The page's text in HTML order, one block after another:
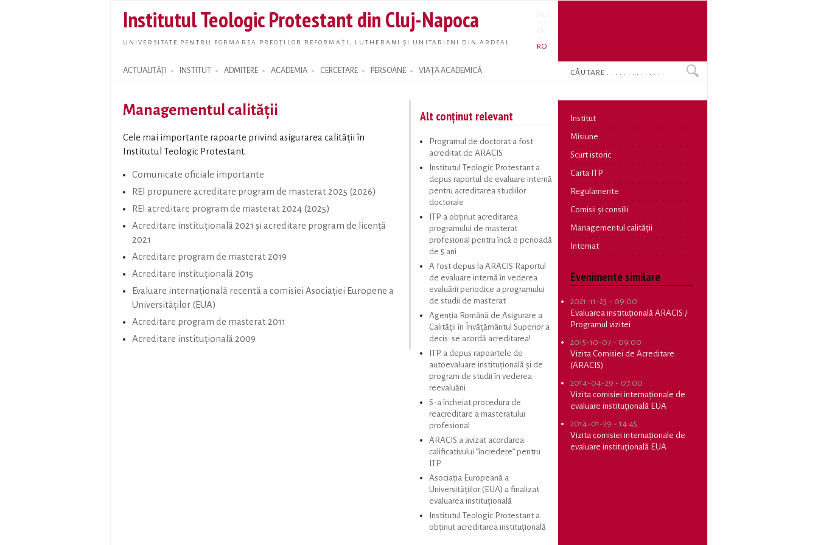
main
content
Institutul Teologic Protestant din Cluj-Napoca
UNIVERSITATE PENTRU FORMAREA PREOȚILOR REFORMAȚI, LUTHERANI ȘI UNITARIENI DIN ARDEAL
RO
ACTUALITĂȚI INSTITUT ADMITERE ACADEMIA CERCETARE PERSOANE VIAȚA ACADEMICĂ
Search form
Search
Managementul calității
Cele mai importante rapoarte privind asigurarea calității în
Institutul Teologic Protestant.
Comunicate oficiale importante
REI propunere acreditare program de masterat 2025 (2026)
REI acreditare program de masterat 2024 (2025)
Acreditare instituțională 2021 și acreditare program de licență
2021
Acreditare program de masterat 2019
Acreditare instituțională 2015
Evaluare internațională recentă a comisiei Asociației Europene a
Universităților (EUA)
Acreditare program de masterat 2011
Acreditare instituțională 2009
Alt conținut relevant
Programul de doctorat a fost
acreditat de ARACIS
Institutul Teologic Protestant a
depus raportul de evaluare internă
pentru acreditarea studiilor
doctorale
ITP a obținut acreditarea
programului de masterat
profesional pentru încă o perioadă
de 5 ani
A fost depus la ARACIS Raportul
de evaluare internă în vederea
evaluării periodice a programului
de studii de masterat
Agenția Română de Asigurare a
Calității în Învățământul Superior a
decis: se acordă acreditarea!
ITP a depus rapoartele de
autoevaluare instituțională și de
program de studii în vederea
reevaluării
S-a încheiat procedura de
reacreditare a masteratului
profesional
ARACIS a avizat acordarea
calificativului ”încredere” pentru
ITP
Asociația Europeană a
Universitățiilor (EUA) a finalizat
evaluarea instituțională
Institutul Teologic Protestant a
obținut acreditarea instituțională
Institut
Misiune
Scurt istoric
Carta ITP
Regulamente
Comisii și consilii
Managementul calității
Internat
Evenimente similare
2021-11-23 - 09:00
Evaluarea instituțională ARACIS /
Programul vizitei
2015-10-07 - 09:00
Vizita Comisiei de Acreditare
(ARACIS)
2014-04-29 - 07:00
Vizita comisiei internaționale de
evaluare instituțională EUA
2014-01-29 - 14:45
Vizita comisiei internaționale de
evaluare instituțională EUA